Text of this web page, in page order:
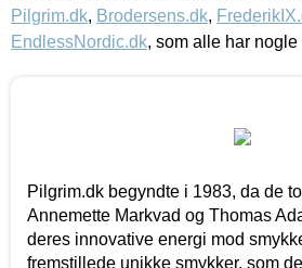
Pilgrim.dk, Brodersens.dk,
EndlessNordic.dk, som alle har
Pilgrim.dk begyndte i 1983, da de
Annemette Markvad og Thomas
deres innovative energi mod
fremstillede unikke smykker, som